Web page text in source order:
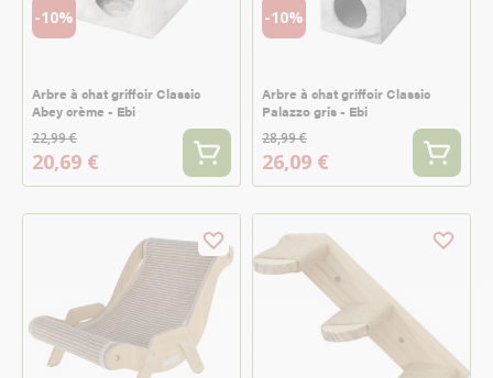
-10%
Arbre à chat griffoir Classic
Abey crème - Ebi
22,99 €
20,69 €
-10%
Arbre à chat griffoir Classic
Palazzo gris - Ebi
28,99 €
26,09 €